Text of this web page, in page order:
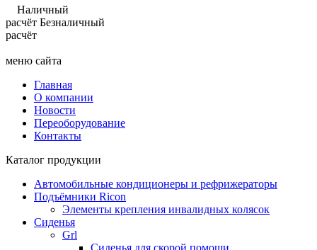
Наличный
расчёт Безналичный
расчёт
меню сайта
Главная
О компании
Новости
Переоборудование
Контакты
Каталог продукции
Автомобильные кондиционеры и рефрижераторы
Подъёмники Ricon
Элементы крепления инвалидных колясок
Сиденья
Grl
Cиденья для скорой помощи